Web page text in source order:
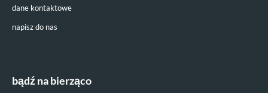
dane kontaktowe
napisz do nas
bądź na bierząco